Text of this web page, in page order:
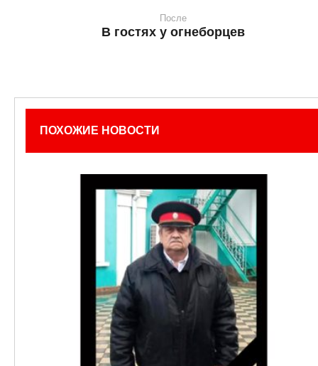
После
В гостях у огнеборцев
ПОХОЖИЕ НОВОСТИ